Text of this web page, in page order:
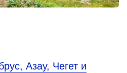
Азау, Чегет и